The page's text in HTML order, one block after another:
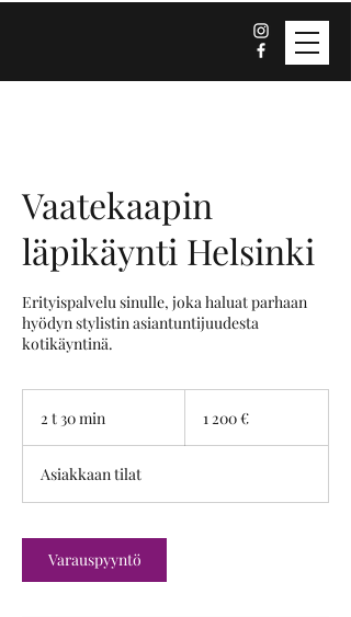
Vaatekaapin
läpikäynti Helsinki
Erityispalvelu sinulle, joka haluat parhaan
hyödyn stylistin asiantuntijuudesta
kotikäyntinä.
2 t 30 min
0
m
n
1 200 €
Asiakkaan tilat
Varauspyyntö